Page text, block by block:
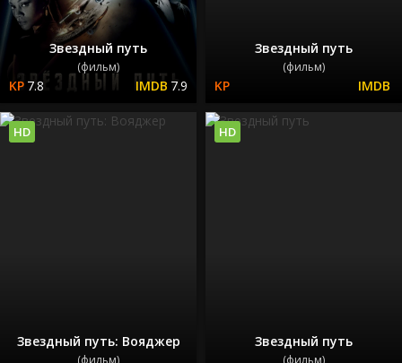
Звездный путь
(фильм)
7.8 7.9
Звездный путь
(фильм)
Звездный путь: Вояджер
(фильм)
HD
Звездный путь
(фильм)
HD